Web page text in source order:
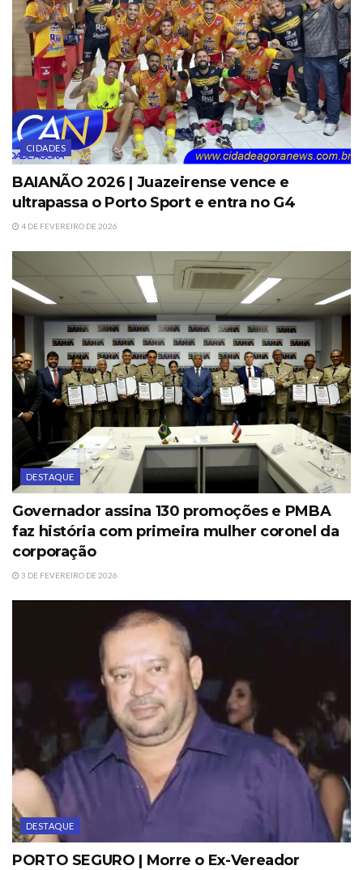
CIDADES
BAIANÃO 2026 | Juazeirense vence e
ultrapassa o Porto Sport e entra no G4
4 DE FEVEREIRO DE 2026
DESTAQUE
Governador assina 130 promoções e PMBA
faz história com primeira mulher coronel da
corporação
3 DE FEVEREIRO DE 2026
DESTAQUE
PORTO SEGURO | Morre o Ex-Vereador